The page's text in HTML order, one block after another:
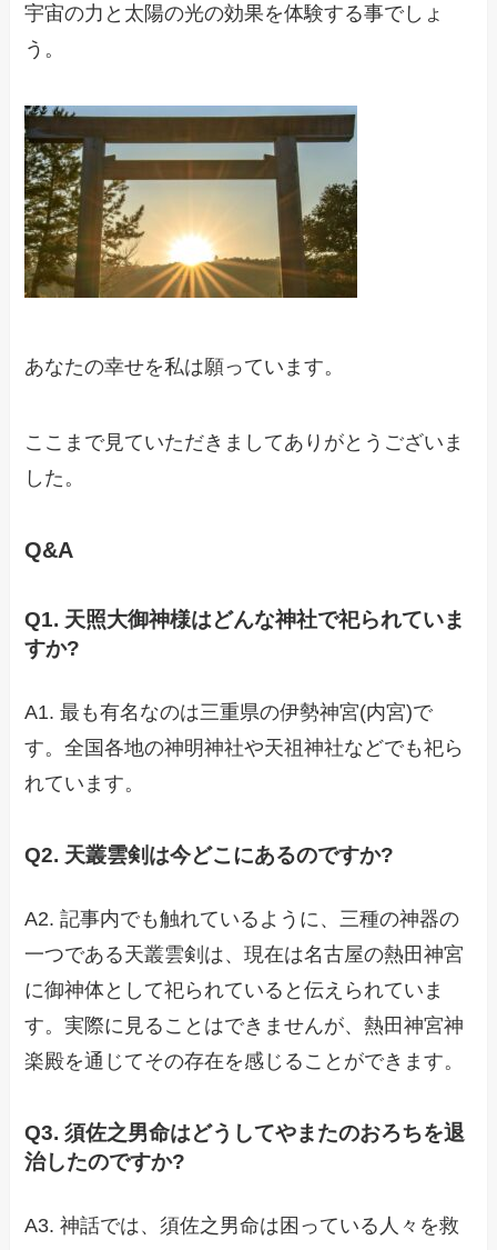
宇宙の力と太陽の光の効果を体験する事でしょ
う。
あなたの幸せを私は願っています。
ここまで見ていただきましてありがとうございま
した。
Q&A
Q1. 天照大御神様はどんな神社で祀られていま
すか?
A1.最も有名なのは三重県の伊勢神宮(内宮)で
す。全国各地の神明神社や天祖神社などでも祀ら
れています。
Q2. 天叢雲剣は今どこにあるのですか?
A2. 記事内でも触れているように、三種の神器の
一つである天叢雲剣は、現在は名古屋の熱田神宮
に御神体として祀られていると伝えられていま
す。実際に見ることはできませんが、熱田神宮神
楽殿を通じてその存在を感じることができます。
Q3. 須佐之男命はどうしてやまたのおろちを退
治したのですか?
A3. 神話では、須佐之男命は困っている人々を救